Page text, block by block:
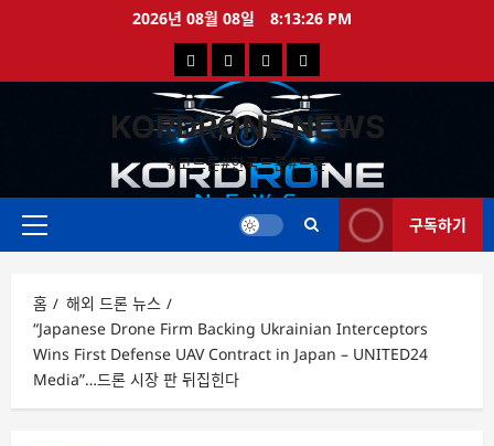
로
2026년 08월 08일 8:13:26 PM
국
내
드
론
뉴
해
외
드
론
뉴
드
영
상
드
론
특
가
KORDRONE NEWS
#코드론#한국드론#드론
주
구독하기
홈
해외 드론 뉴스
“Japanese Drone Firm Backing Ukrainian Interceptors
Wins First Defense UAV Contract in Japan – UNITED24
Media”…드론 시장 판 뒤집힌다